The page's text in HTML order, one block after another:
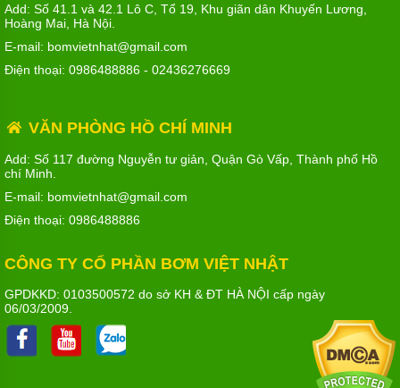
bơm TS HD với các lý do sau đây:
Độ tin cậy và uy tín:
uy tín và có nhiều năm kinh nghiệm trong lĩnh
vực cung cấp các thiết bị công nghiệp, đặc biệt
là bơm TS HD.
nhờ vào sự cam kết về chất lượng sản phẩm và
dịch vụ chuyên nghiệp.
Add: Số 41.1 và 42.1 Lô C, Tổ 19, Khu giãn dân Khuyến Lương,
Hoàng Mai, Hà Nội.
E-mail: bomvietnhat@gmail.com
Điện thoại: 0986488886 - 02436276669
VĂN PHÒNG HỒ CHÍ MINH
Add: Số 117 đường Nguyễn tư giản, Quận Gò Vấp, Thành phố Hồ
chí Minh.
E-mail: bomvietnhat@gmail.com
Điện thoại: 0986488886
CÔNG TY CỔ PHẦN BƠM VIỆT NHẬT
GPDKKD: 0103500572 do sở KH & ĐT HÀ NỘI cấp ngày
06/03/2009.